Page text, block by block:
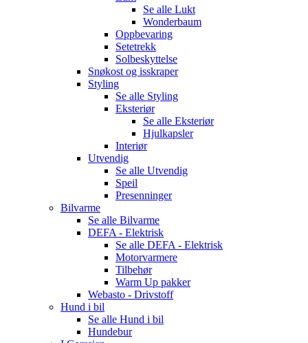
Se alle Lukt
Wonderbaum
Oppbevaring
Setetrekk
Solbeskyttelse
Snøkost og isskraper
Styling
Se alle Styling
Eksteriør
Se alle Eksteriør
Hjulkapsler
Interiør
Utvendig
Se alle Utvendig
Speil
Presenninger
Bilvarme
Se alle Bilvarme
DEFA - Elektrisk
Se alle DEFA - Elektrisk
Motorvarmere
Tilbehør
Warm Up pakker
Webasto - Drivstoff
Hund i bil
Se alle Hund i bil
Hundebur